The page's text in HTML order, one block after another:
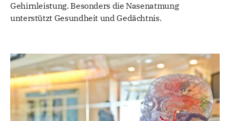
Gehirnleistung. Besonders die Nasenatmung
unterstützt Gesundheit und Gedächtnis.